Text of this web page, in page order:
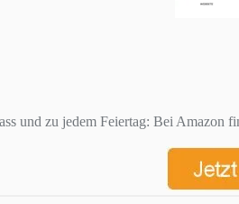
und zu jedem Feiertag: Bei Amazon